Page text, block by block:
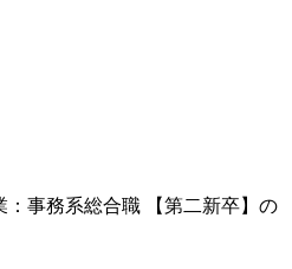
：事務系総合職 【第二新卒】の